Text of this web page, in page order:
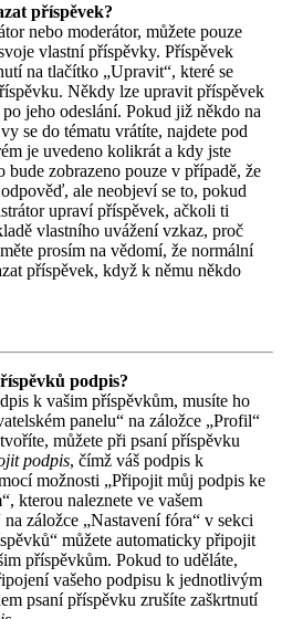
příspěvek?
nebo moderátor, můžete pouze
vlastní příspěvky. Příspěvek
na tlačítko „Upravit“, které se
Někdy lze upravit příspěvek
jeho odeslání. Pokud již někdo na
se do tématu vrátíte, najdete pod
je uvedeno kolikrát a kdy jste
zobrazeno pouze v případě, že
ale neobjeví se to, pokud
upraví příspěvek, ačkoli ti
vlastního uvážení vzkaz, proč
prosím na vědomí, že normální
příspěvek, když k němu někdo
podpis?
k vašim příspěvkům, musíte ho
panelu“ na záložce „Profil“
můžete při psaní příspěvku
podpis, čímž váš podpis k
možnosti „Připojit můj podpis ke
kterou naleznete ve vašem
záložce „Nastavení fóra“ v sekci
můžete automaticky připojit
příspěvkům. Pokud to uděláte,
vašeho podpisu k jednotlivým
psaní příspěvku zrušíte zaškrtnutí